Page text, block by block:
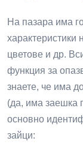
На пазара има
характеристики
цветове и др.
функция за
знаете, че има
(да, има заешка
основно
зайци: